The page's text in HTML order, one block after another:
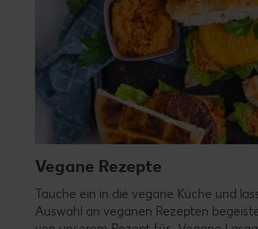
Vegane Rezepte
Tauche ein in die vegane Küche und
Auswahl an veganen Rezepten